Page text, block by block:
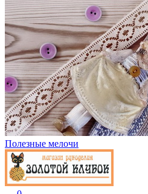
Полезные мелочи